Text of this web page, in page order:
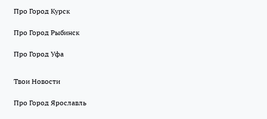
Про Город Курск
Про Город Рыбинск
Про Город Уфа
Твои Новости
Про Город Ярославль